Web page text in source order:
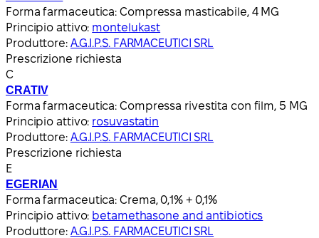
Forma farmaceutica: Compressa masticabile, 4 MG
Principio attivo: montelukast
Produttore: A.G.I.P.S. FARMACEUTICI SRL
Prescrizione richiesta
C
CRATIV
Forma farmaceutica: Compressa rivestita con film, 5 MG
Principio attivo: rosuvastatin
Produttore: A.G.I.P.S. FARMACEUTICI SRL
Prescrizione richiesta
E
EGERIAN
Forma farmaceutica: Crema, 0,1% + 0,1%
Principio attivo: betamethasone and antibiotics
Produttore: A.G.I.P.S. FARMACEUTICI SRL